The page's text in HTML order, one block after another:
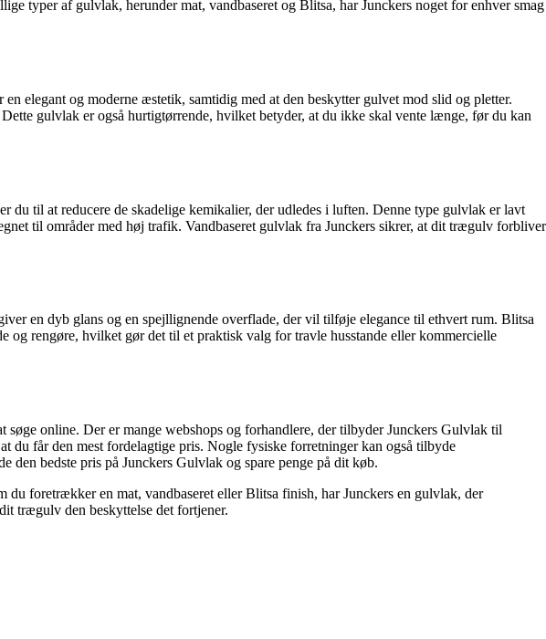
typer af gulvlak, herunder mat, vandbaseret og Blitsa, har Junckers noget for enhver smag
elegant og moderne æstetik, samtidig med at den beskytter gulvet mod slid og pletter.
gulvlak er også hurtigtørrende, hvilket betyder, at du ikke skal vente længe, før du kan
til at reducere de skadelige kemikalier, der udledes i luften. Denne type gulvlak er lavt
til områder med høj trafik. Vandbaseret gulvlak fra Junckers sikrer, at dit trægulv forbliver
en dyb glans og en spejllignende overflade, der vil tilføje elegance til ethvert rum. Blitsa
rengøre, hvilket gør det til et praktisk valg for travle husstande eller kommercielle
online. Der er mange webshops og forhandlere, der tilbyder Junckers Gulvlak til
du får den mest fordelagtige pris. Nogle fysiske forretninger kan også tilbyde
bedste pris på Junckers Gulvlak og spare penge på dit køb.
foretrækker en mat, vandbaseret eller Blitsa finish, har Junckers en gulvlak, der
trægulv den beskyttelse det fortjener.